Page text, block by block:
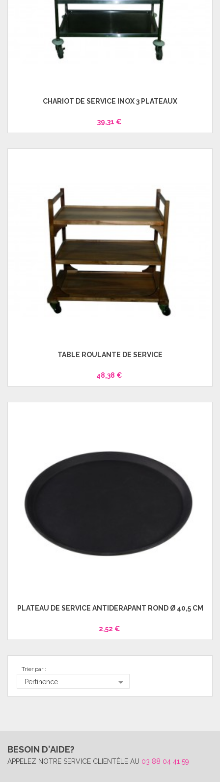
CHARIOT DE SERVICE INOX 3 PLATEAUX
39,31 €
TABLE ROULANTE DE SERVICE
48,38 €
PLATEAU DE SERVICE ANTIDÉRAPANT ROND Ø 40,5 CM
2,52 €
Trier par :
Pertinence 
BESOIN D'AIDE?
APPELEZ NOTRE SERVICE CLIENTÈLE AU 03 88 04 41 59